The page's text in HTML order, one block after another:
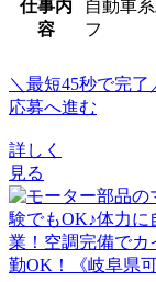
仕事内
容
自動車
フ
＼最短45秒で完了
応募へ進む
詳しく
見る